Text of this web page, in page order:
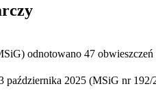
odnotowano 47
października 2025 (MSiG nr 192/